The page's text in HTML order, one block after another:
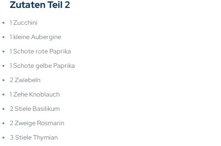
Zutaten Teil 2
1 Zucchini
1 kleine Aubergine
1 Schote rote Paprika
1 Schote gelbe Paprika
2 Zwiebeln
1 Zehe Knoblauch
2 Stiele Basilikum
2 Zweige Rosmarin
3 Stiele Thymian